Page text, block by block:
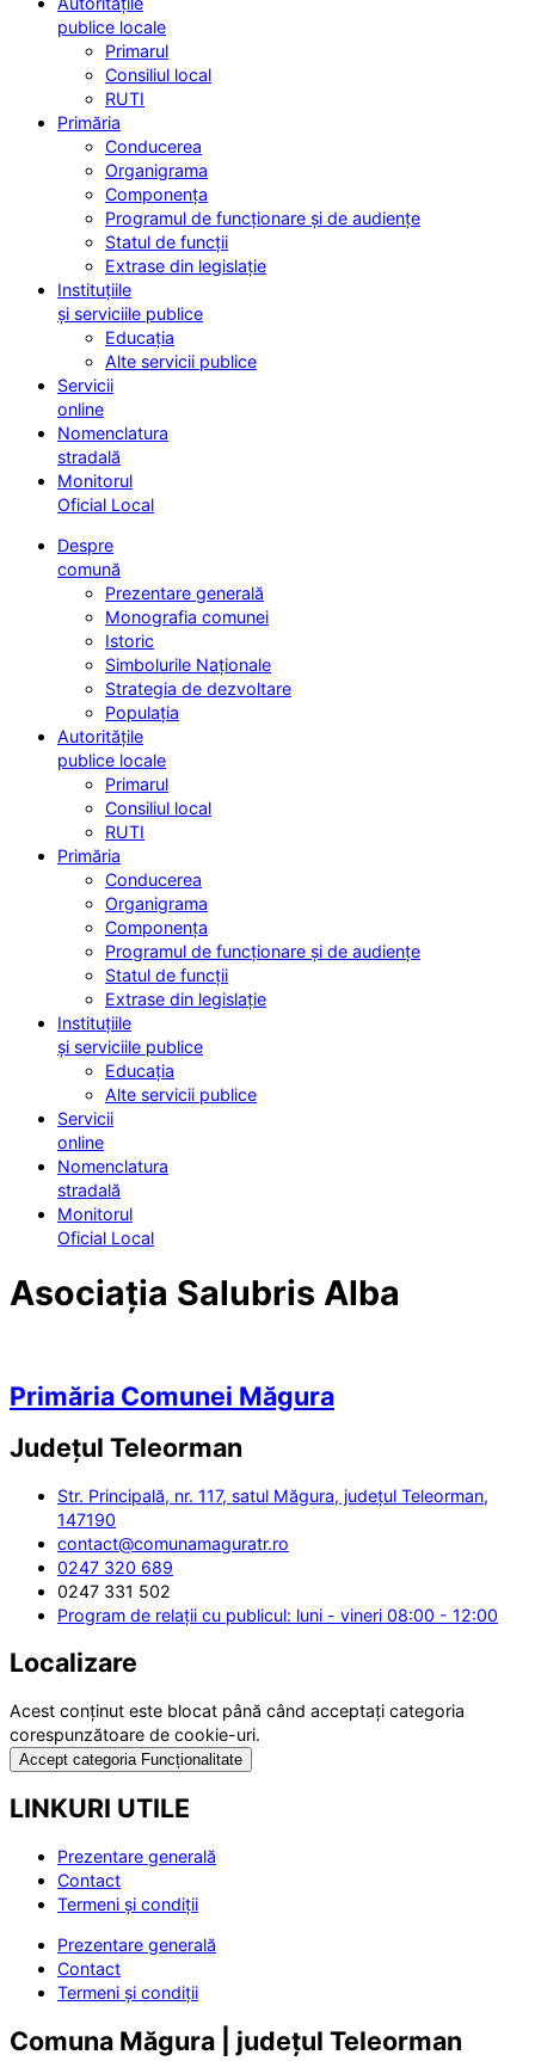
publice locale
Primarul
Consiliul local
RUTI
Primăria
Conducerea
Organigrama
Componența
Programul de funcționare și de audiențe
Statul de funcții
Extrase din legislație
Instituțiile
și serviciile publice
Educația
Alte servicii publice
Servicii
online
Nomenclatura
stradală
Monitorul
Oficial Local
Despre
comună
Prezentare generală
Monografia comunei
Istoric
Simbolurile Naționale
Strategia de dezvoltare
Populația
Autoritățile
publice locale
Primarul
Consiliul local
RUTI
Primăria
Conducerea
Organigrama
Componența
Programul de funcționare și de audiențe
Statul de funcții
Extrase din legislație
Instituțiile
și serviciile publice
Educația
Alte servicii publice
Servicii
online
Nomenclatura
stradală
Monitorul
Oficial Local
Asociația Salubris Alba
Primăria Comunei Măgura
Județul Teleorman
Str. Principală, nr. 117, satul Măgura, județul Teleorman,
147190
contact@comunamaguratr.ro
0247 320 689
0247 331 502
Program de relații cu publicul: luni - vineri 08:00 - 12:00
Localizare
Acest conținut este blocat până când acceptați categoria
corespunzătoare de cookie-uri.
Accept categoria Funcționalitate
LINKURI UTILE
Prezentare generală
Contact
Termeni și condiții
Prezentare generală
Contact
Termeni și condiții
Comuna Măgura | județul Teleorman